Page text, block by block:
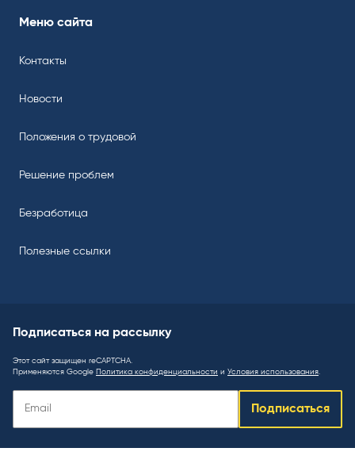
Меню сайта
Контакты
Новости
Положения о трудовой
Решение проблем
Безработица
Полезные ссылки
Подписаться на рассылку
Этот сайт защищен reCAPTCHA.
Применяются Google Политика конфиденциальности и Условия использования
Подписаться